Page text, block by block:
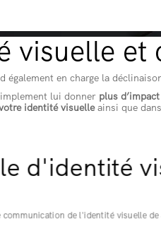
visuelle
en charge la
lui donner plus
identité visuelleainsi que
d'identité
communication de l'identité visuelle de